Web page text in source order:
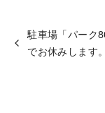
駐車場「パーク
でお休みします。